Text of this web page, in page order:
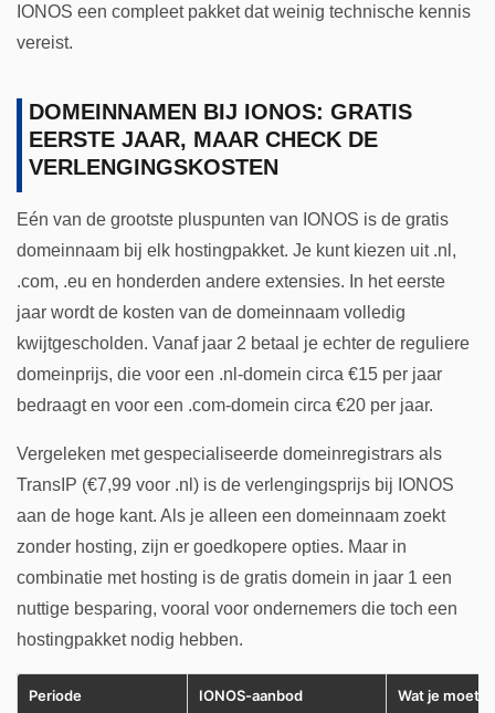
IONOS een compleet pakket dat weinig technische kennis
vereist.
DOMEINNAMEN BIJ IONOS: GRATIS
EERSTE JAAR, MAAR CHECK DE
VERLENGINGSKOSTEN
Eén van de grootste pluspunten van IONOS is de gratis
domeinnaam bij elk hostingpakket. Je kunt kiezen uit .nl,
.com, .eu en honderden andere extensies. In het eerste
jaar wordt de kosten van de domeinnaam volledig
kwijtgescholden. Vanaf jaar 2 betaal je echter de reguliere
domeinprijs, die voor een .nl-domein circa €15 per jaar
bedraagt en voor een .com-domein circa €20 per jaar.
Vergeleken met gespecialiseerde domeinregistrars als
TransIP (€7,99 voor .nl) is de verlengingsprijs bij IONOS
aan de hoge kant. Als je alleen een domeinnaam zoekt
zonder hosting, zijn er goedkopere opties. Maar in
combinatie met hosting is de gratis domein in jaar 1 een
nuttige besparing, vooral voor ondernemers die toch een
hostingpakket nodig hebben.
Periode IONOS-aanbod Wat je moet